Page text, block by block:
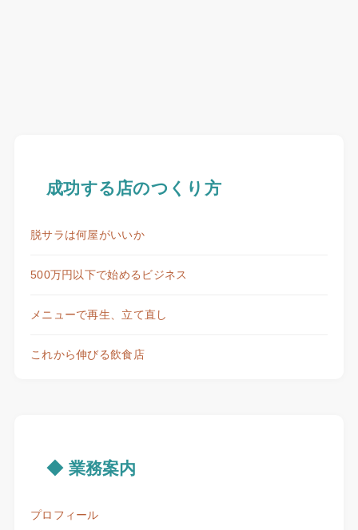
成功する店のつくり方
脱サラは何屋がいいか
500万円以下で始めるビジネス
メニューで再生、立て直し
これから伸びる飲食店
◆ 業務案内
プロフィール